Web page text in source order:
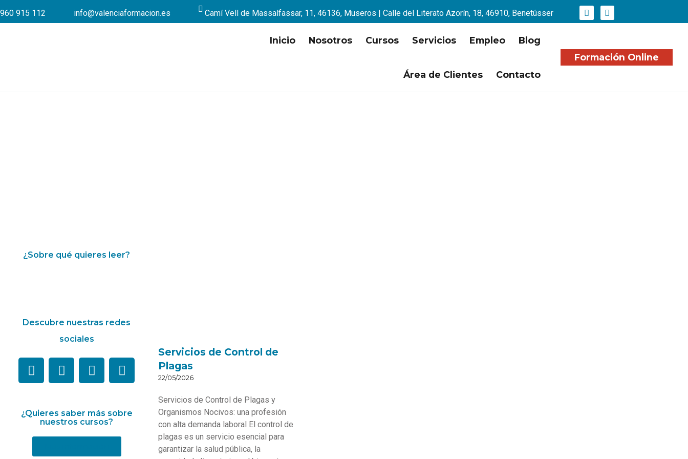
960 915 112 info@valenciaformacion.es Camí Vell de Massalfassar, 11, 46136, Museros | Calle del Literato Azorín, 18, 46910, Benetússer
Inicio Nosotros Cursos Servicios Empleo Blog
Área de Clientes Contacto
Formación Online
¿Sobre qué quieres leer?
Descubre nuestras redes
sociales
¿Quieres saber más sobre
nuestros cursos?
Servicios de Control de
Plagas
22/05/2026
Servicios de Control de Plagas y
Organismos Nocivos: una profesión
con alta demanda laboral El control de
plagas es un servicio esencial para
garantizar la salud pública, la